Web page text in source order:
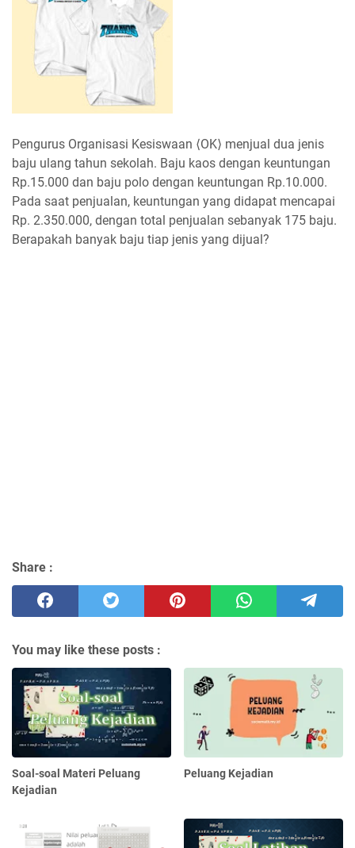
Pengurus Organisasi Kesiswaan ⟨OK⟩ menjual dua jenis
baju ulang tahun sekolah. Baju kaos dengan keuntungan
Rp.15.000 dan baju polo dengan keuntungan Rp.10.000.
Pada saat penjualan, keuntungan yang didapat mencapai
Rp. 2.350.000, dengan total penjualan sebanyak 175 baju.
Berapakah banyak baju tiap jenis yang dijual?
Share :
You may like these posts :
Soal-soal Materi Peluang
Kejadian
Peluang Kejadian